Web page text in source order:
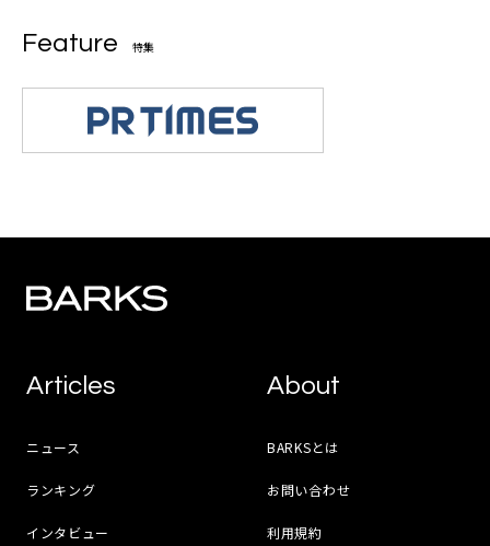
Feature 特集
Articles
ニュース
ランキング
インタビュー
About
BARKSとは
お問い合わせ
利用規約